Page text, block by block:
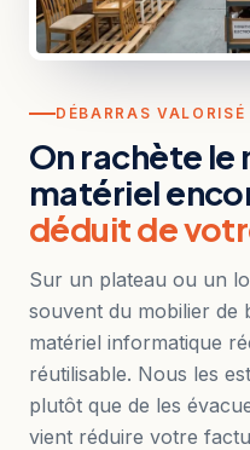
DÉBARRAS VALORISÉ
On rachète le
matériel
déduit de
Sur un plateau ou un
souvent du mobilier de
matériel informatique
réutilisable. Nous les
plutôt que de les
vient réduire votre